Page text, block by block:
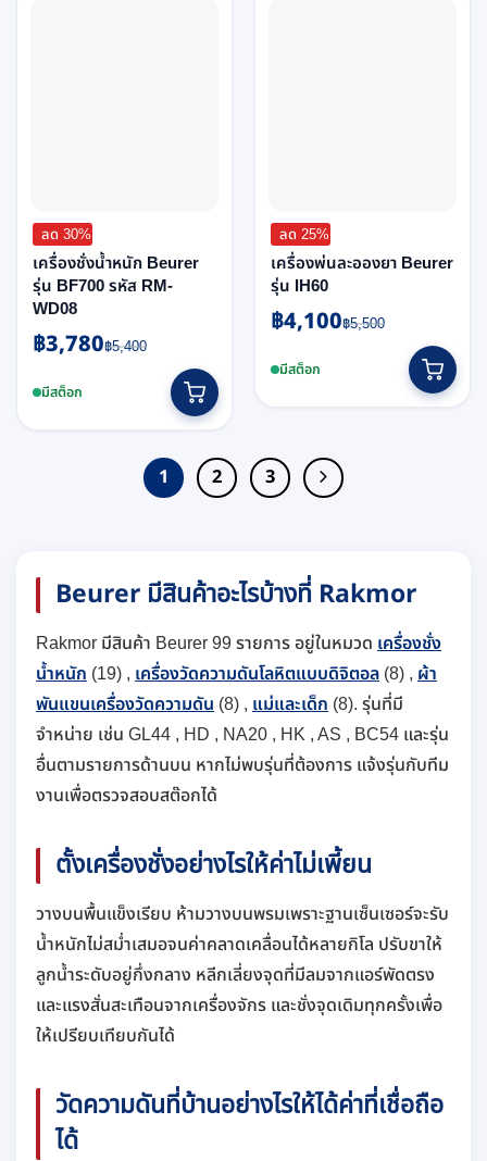
ลด 30%
เครื่องชั่งน้ำหนัก Beurer
รุ่น BF700 รหัส RM-
WD08
฿5,400
Original
was:
฿3,780
Current
is:มีสต็อก
ลด 25%
เครื่องพ่นละอองยา Beurer
รุ่น IH60
฿5,500
Original
was:
฿4,100
Current
is:มีสต็อก
1 2 3
Beurer มีสินค้าอะไรบ้างที่ Rakmor
Rakmor มีสินค้า Beurer 99 รายการ อยู่ในหมวด เครื่องชั่ง
น้ำหนัก (19) , เครื่องวัดความดันโลหิตแบบดิจิตอล (8) , ผ้า
พันแขนเครื่องวัดความดัน (8) , แม่และเด็ก (8). รุ่นที่มี
จำหน่าย เช่น GL44 , HD , NA20 , HK , AS , BC54 และรุ่น
อื่นตามรายการด้านบน หากไม่พบรุ่นที่ต้องการ แจ้งรุ่นกับทีม
งานเพื่อตรวจสอบสต๊อกได้
ตั้งเครื่องชั่งอย่างไรให้ค่าไม่เพี้ยน
วางบนพื้นแข็งเรียบ ห้ามวางบนพรมเพราะฐานเซ็นเซอร์จะรับ
น้ำหนักไม่สม่ำเสมอจนค่าคลาดเคลื่อนได้หลายกิโล ปรับขาให้
ลูกน้ำระดับอยู่กึ่งกลาง หลีกเลี่ยงจุดที่มีลมจากแอร์พัดตรง
และแรงสั่นสะเทือนจากเครื่องจักร และชั่งจุดเดิมทุกครั้งเพื่อ
ให้เปรียบเทียบกันได้
วัดความดันที่บ้านอย่างไรให้ได้ค่าที่เชื่อถือ
ได้